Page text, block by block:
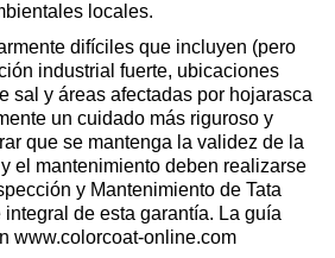
locales.
difíciles que incluyen (pero
industrial fuerte, ubicaciones
sal y áreas afectadas por hojarasca
un cuidado más riguroso y
que se mantenga la validez de la
el mantenimiento deben realizarse
y Mantenimiento de Tata
de esta garantía. La guía
www.colorcoat-online.com